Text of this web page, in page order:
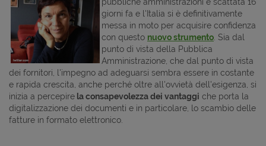
giorni fa e l'Italia si è definitivamente
messa in moto per acquisire confidenza
con questo nuovo strumento . Sia dal
punto di vista della Pubblica
Amministrazione, che dal punto di vista
dei fornitori, l'impegno ad adeguarsi sembra essere in costante
e rapida crescita, anche perché oltre all'ovvietà dell'esigenza, si
inizia a percepire la consapevolezza dei vantaggi che porta la
digitalizzazione dei documenti e in particolare, lo scambio delle
fatture in formato elettronico.